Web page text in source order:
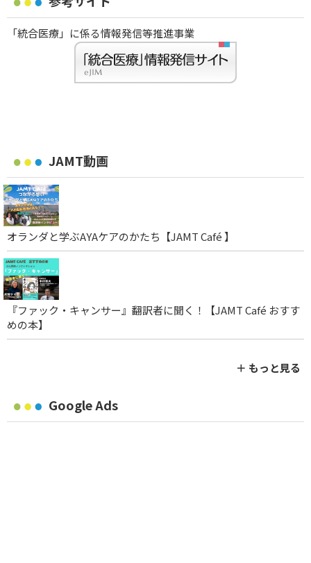
「統合医療」に係る情報発信等推進事業
JAMT動画
オランダと学ぶAYAケアのかたち【JAMT Café 】
『ファック・キャンサー』翻訳者に聞く！【JAMT Café おすす
めの本】
＋ もっと見る
Google Ads